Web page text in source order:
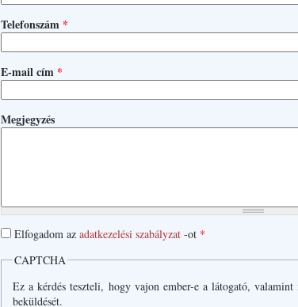
Telefonszám *
E-mail cím *
Megjegyzés
Elfogadom az adatkezelési szabályzat -ot *
CAPTCHA
Ez a kérdés teszteli, hogy vajon ember-e a látogató,
beküldését.